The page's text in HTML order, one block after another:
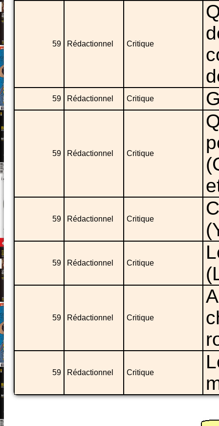
59 Rédactionnel Critique
59 Rédactionnel Critique
59 Rédactionnel Critique
59 Rédactionnel Critique
59 Rédactionnel Critique
59 Rédactionnel Critique
59 Rédactionnel Critique